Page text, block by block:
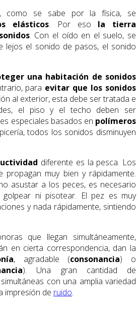
como se sabe por la física, se
elásticos. Por eso la tierra
. Con el oído en el suelo, se
lejos el sonido de pasos, el sonido
una habitación de sonidos
para evitar que los sonidos
al exterior, esta debe ser tratada e
el piso y el techo deben ser
especiales basados ​​en polímeros
todos los sonidos disminuyen
diferente es la pesca. Los
propagan muy bien y rápidamente.
asustar a los peces, es necesario
ni pisotear. El pez es muy
y nada rápidamente, sintiendo
que llegan simultáneamente,
en cierta correspondencia, dan la
, agradable (consonancia) o
). Una gran cantidad de
con una amplia variedad
impresión de ruido.